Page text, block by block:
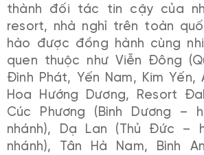
thành đối tác tin cậy của
resort, nhà nghỉ trên toàn
hào được đồng hành cùng
quen thuộc như Viễn Đông
Đình Phát, Yến Nam, Kim Yến,
Hoa Hướng Dương, Resort
Cúc Phương (Bình Dương –
nhánh), Dạ Lan (Thủ Đức –
nhánh), Tân Hà Nam, Bình